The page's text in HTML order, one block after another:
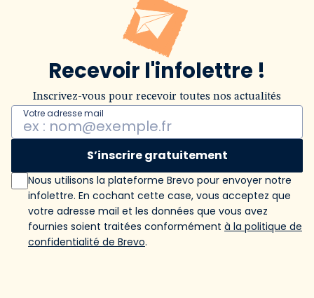
Recevoir l'infolettre !
Inscrivez-vous pour recevoir toutes nos actualités
Votre adresse mail
S’inscrire gratuitement
Nous utilisons la plateforme Brevo pour envoyer notre
infolettre. En cochant cette case, vous acceptez que
votre adresse mail et les données que vous avez
fournies soient traitées conformément à la politique de
confidentialité de Brevo.